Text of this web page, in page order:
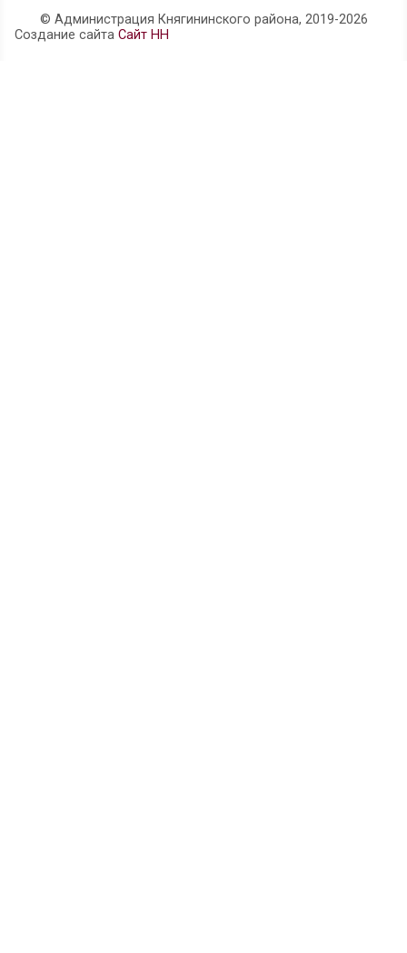
законодательства
О ходе иммунизации населения против гриппа,